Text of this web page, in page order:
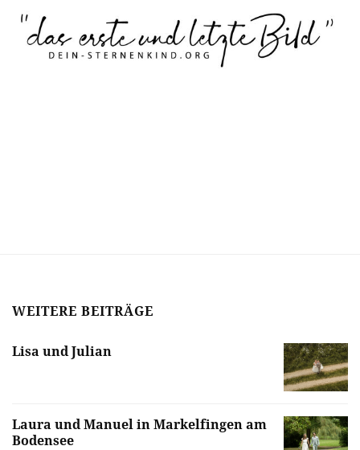
WEITERE BEITRÄGE
Lisa und Julian
Laura und Manuel in Markelfingen am
Bodensee